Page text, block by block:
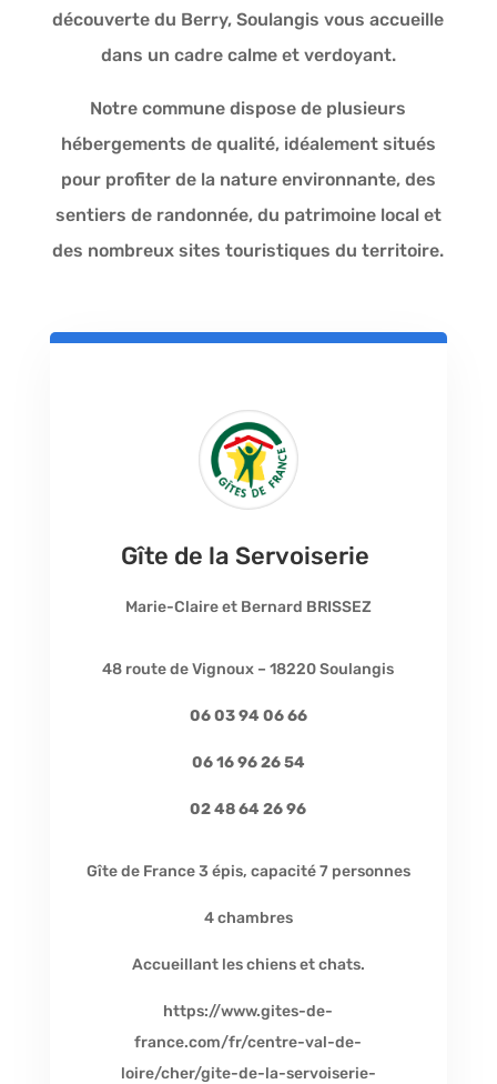
découverte du Berry, Soulangis vous accueille
dans un cadre calme et verdoyant.
Notre commune dispose de plusieurs
hébergements de qualité, idéalement situés
pour profiter de la nature environnante, des
sentiers de randonnée, du patrimoine local et
des nombreux sites touristiques du territoire.
Gîte de la Servoiserie
Marie-Claire et Bernard BRISSEZ
48 route de Vignoux – 18220Soulangis
06 03 94 06 66
06 16 96 26 54
02 48 64 26 96
Gîte de France 3 épis, capacité 7 personnes
4 chambres
Accueillant les chiens et chats.
https://www.gites-de-
france.com/fr/centre-val-de-
loire/cher/gite-de-la-servoiserie-